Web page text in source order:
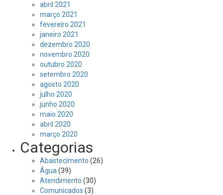
abril 2021
março 2021
fevereiro 2021
janeiro 2021
dezembro 2020
novembro 2020
outubro 2020
setembro 2020
agosto 2020
julho 2020
junho 2020
maio 2020
abril 2020
março 2020
Categorias
Abastecimento (26)
Água (39)
Atendimento (30)
Comunicados (3)